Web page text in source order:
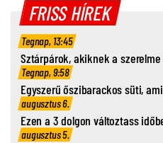
FRISS HÍREK
Tegnap, 13:45
Sztárpárok, akiknek a
Tegnap, 9:58
Egyszerű őszibarackos süti,
augusztus 6.
Ezen a 3 dolgon változtass
augusztus 5.